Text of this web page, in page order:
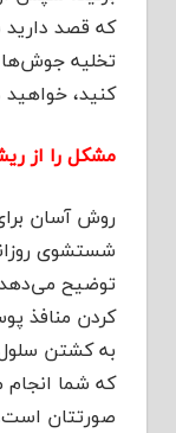
تخلیه جوش‌ها
کنید، خواهید
مشکل را از
روش آسان
شستشوی
توضیح می‌دهد
کردن منافذ
به کشتن
که شما انجام
صورتتان